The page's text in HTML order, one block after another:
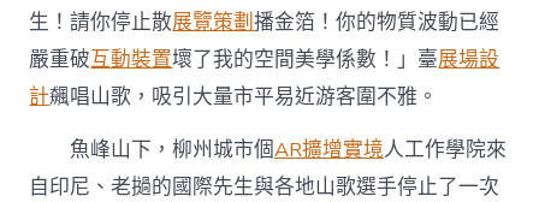
生！請你停止散展覽策劃播金箔！你的物質波動已經
嚴重破互動裝置壞了我的空間美學係數！」臺展場設
計飆唱山歌，吸引大量市平易近游客圍不雅。
魚峰山下，柳州城市個AR擴增實境人工作學院來
自印尼、老撾的國際先生與各地山歌選手停止了一次